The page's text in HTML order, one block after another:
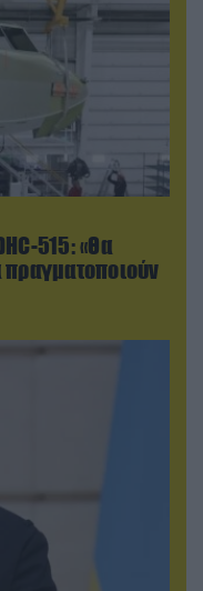
515: «Θα
πραγματοποιούν